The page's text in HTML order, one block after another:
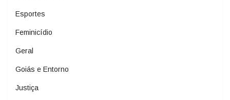
Esportes
Feminicídio
Geral
Goiás e Entorno
Justiça